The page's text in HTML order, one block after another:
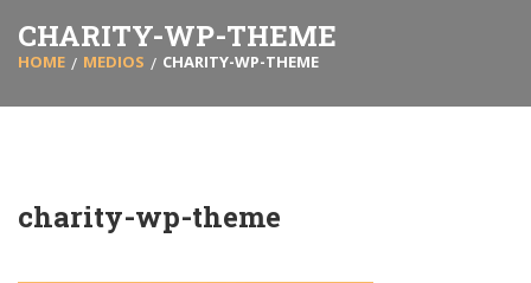
CHARITY-WP-THEME
HOME MEDIOS CHARITY-WP-THEME
charity-wp-theme